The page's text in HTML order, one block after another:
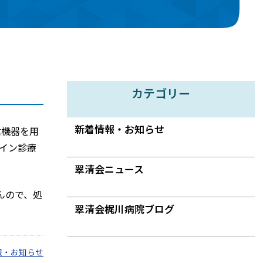
器を用
ン診療
ので、処
お知らせ
カテゴリー
新着情報・お知らせ
翠清会ニュース
翠清会梶川病院ブログ